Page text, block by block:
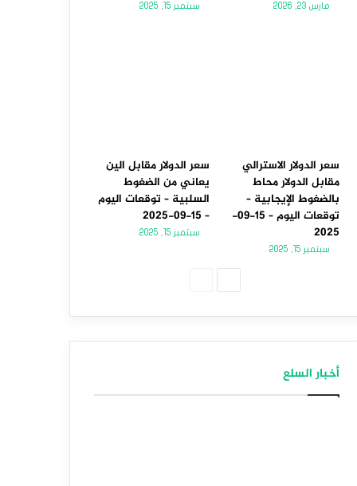
مارس 23, 2026 سبتمبر 15, 2025
سعر الدولار الاسترالي
مقابل الدولار محاط
بالضغوط الإيجابية –
توقعات اليوم – 15-09-
2025
سبتمبر 15, 2025
سعر الدولار مقابل الين
يعاني من الضغوط
السلبية – توقعات اليوم
– 15-09-2025
سبتمبر 15, 2025
أخبار السلع